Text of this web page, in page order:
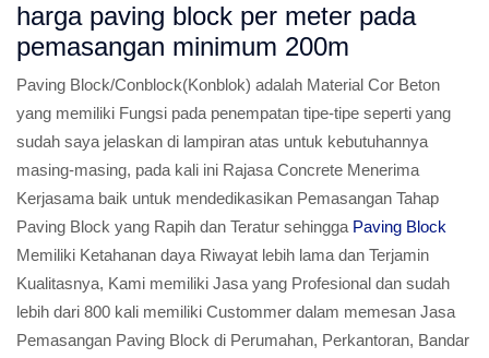
harga paving block per meter pada
pemasangan minimum 200m
Paving Block/Conblock(Konblok) adalah Material Cor Beton
yang memiliki Fungsi pada penempatan tipe-tipe seperti yang
sudah saya jelaskan di lampiran atas untuk kebutuhannya
masing-masing, pada kali ini Rajasa Concrete Menerima
Kerjasama baik untuk mendedikasikan Pemasangan Tahap
Paving Block yang Rapih dan Teratur sehingga Paving Block
Memiliki Ketahanan daya Riwayat lebih lama dan Terjamin
Kualitasnya, Kami memiliki Jasa yang Profesional dan sudah
lebih dari 800 kali memiliki Custommer dalam memesan Jasa
Pemasangan Paving Block di Perumahan, Perkantoran, Bandar